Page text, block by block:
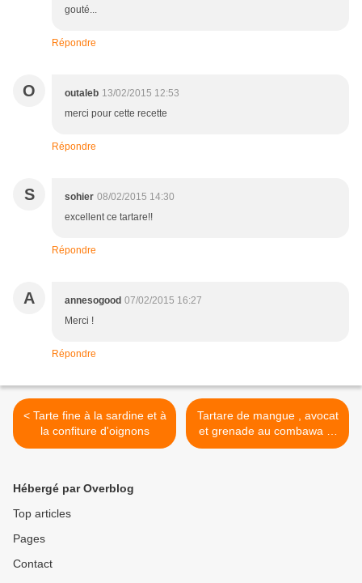
gouté...
Répondre
O outaleb 13/02/2015 12:53
merci pour cette recette
Répondre
S sohier 08/02/2015 14:30
excellent ce tartare!!
Répondre
A annesogood 07/02/2015 16:27
Merci !
Répondre
< Tarte fine à la sardine et à
la confiture d'oignons
Tartare de mangue , avocat
et grenade au combawa et
coriandre >
Hébergé par Overblog
Top articles
Pages
Contact